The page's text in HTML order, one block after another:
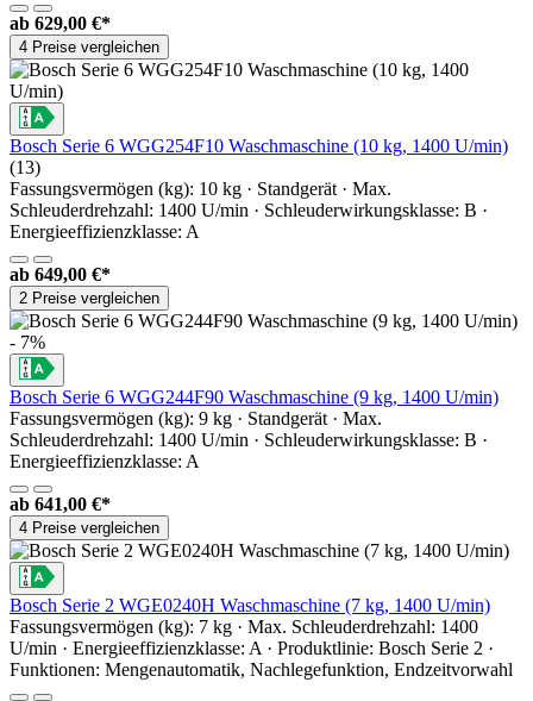
ab 629,00 €*
4 Preise vergleichen
Bosch Serie 6 WGG254F10 Waschmaschine (10 kg, 1400 U/min)
(13)
Fassungsvermögen (kg): 10 kg · Standgerät · Max.
Schleuderdrehzahl: 1400 U/min · Schleuderwirkungsklasse: B ·
Energieeffizienzklasse: A
ab 649,00 €*
2 Preise vergleichen
- 7%
Bosch Serie 6 WGG244F90 Waschmaschine (9 kg, 1400 U/min)
Fassungsvermögen (kg): 9 kg · Standgerät · Max.
Schleuderdrehzahl: 1400 U/min · Schleuderwirkungsklasse: B ·
Energieeffizienzklasse: A
ab 641,00 €*
4 Preise vergleichen
Bosch Serie 2 WGE0240H Waschmaschine (7 kg, 1400 U/min)
Fassungsvermögen (kg): 7 kg · Max. Schleuderdrehzahl: 1400
U/min · Energieeffizienzklasse: A · Produktlinie: Bosch Serie 2 ·
Funktionen: Mengenautomatik, Nachlegefunktion, Endzeitvorwahl